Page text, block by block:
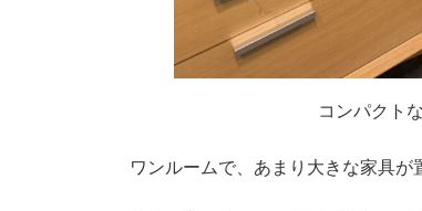
コンパクト
ワンルームで、あまり大きな家具が